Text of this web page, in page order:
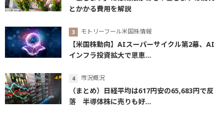
とかかる費用を解説
モトリーフール米国株情報
【米国株動向】AIスーパーサイクル第2幕、AI
インフラ投資拡大で恩恵...
市況概況
（まとめ）日経平均は617円安の65,683円で反
落 半導体株に売りも好...